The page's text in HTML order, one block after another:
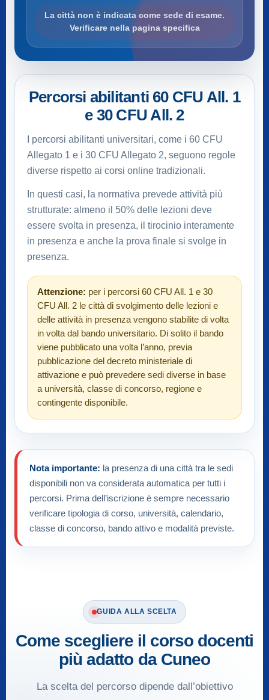
La città non è indicata come sede di esame.
Verificare nella pagina specifica
Percorsi abilitanti 60 CFU All. 1
e 30 CFU All. 2
I percorsi abilitanti universitari, come i 60 CFU
Allegato 1 e i 30 CFU Allegato 2, seguono regole
diverse rispetto ai corsi online tradizionali.
In questi casi, la normativa prevede attività più
strutturate: almeno il 50% delle lezioni deve
essere svolta in presenza, il tirocinio interamente
in presenza e anche la prova finale si svolge in
presenza.
Attenzione: per i percorsi 60 CFU All. 1 e 30
CFU All. 2 le città di svolgimento delle lezioni e
delle attività in presenza vengono stabilite di volta
in volta dal bando universitario. Di solito il bando
viene pubblicato una volta l’anno, previa
pubblicazione del decreto ministeriale di
attivazione e può prevedere sedi diverse in base
a università, classe di concorso, regione e
contingente disponibile.
Nota importante: la presenza di una città tra le sedi
disponibili non va considerata automatica per tutti i
percorsi. Prima dell’iscrizione è sempre necessario
verificare tipologia di corso, università, calendario,
classe di concorso, bando attivo e modalità previste.
GUIDA ALLA SCELTA
Come scegliere il corso docenti
più adatto da Cuneo
La scelta del percorso dipende dall’obiettivo